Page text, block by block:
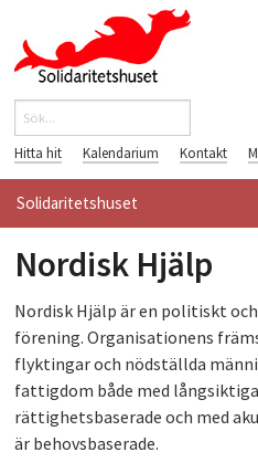
Hoppa till huvudinnehåll
Sökformulär
Hitta hit Kalendarium Kontakt
Solidaritetshuset
HEM
OM OSS
FÖRENINGAR
VÄRLDSBIBLIOTEKET
Nordisk Hjälp
Nordisk Hjälp är en politiskt
förening. Organisationens
flyktingar och nödställda
fattigdom både med
rättighetsbaserade och med
är behovsbaserade.